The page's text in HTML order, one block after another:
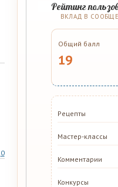
0
Рейтинг
ВКЛАД В
Общий балл
19
Рецепты
Мастер-классы
Комментарии
Конкурсы